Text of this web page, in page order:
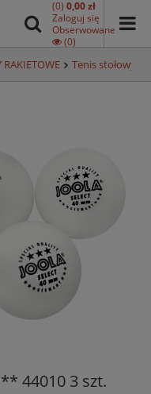
(0) 0,00 zł
Zaloguj się
Obserwowane
(0)
RAKIETOWE Tenis stołowy
44010 3 szt.